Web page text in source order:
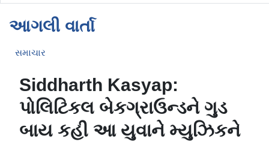
આગલી વાર્તા
સમાચાર
Siddharth Kasyap:
પોલિટિકલ બેકગ્રાઉન્ડને ગુડ
બાય કહી આ યુવાને મ્યુઝિકને